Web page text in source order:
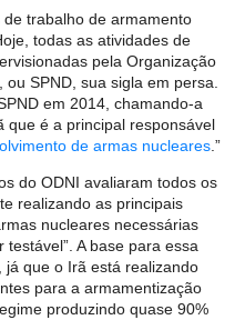
de trabalho de armamento
todas as atividades de
pela Organização
SPND, sua sigla em persa.
em 2014, chamando-a
que é a principal responsável
de armas nucleares .”
do ODNI avaliaram todos os
realizando as principais
nucleares necessárias
A base para essa
que o Irã está realizando
para a armamentização
produzindo quase 90%